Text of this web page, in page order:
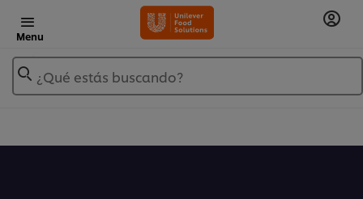
Menu
¿Qué estás buscando?